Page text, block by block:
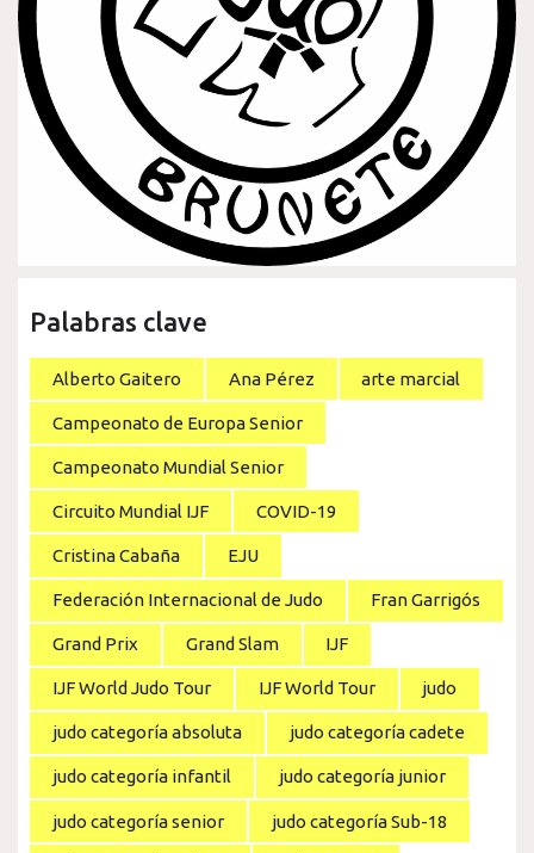
Palabras clave
Alberto Gaitero Ana Pérez arte marcial
Campeonato de Europa Senior
Campeonato Mundial Senior
Circuito Mundial IJF COVID-19
Cristina Cabaña EJU
Federación Internacional de Judo Fran Garrigós
Grand Prix Grand Slam IJF
IJF World Judo Tour IJF World Tour judo
judo categoría absoluta judo categoría cadete
judo categoría infantil judo categoría junior
judo categoría senior judo categoría Sub-18